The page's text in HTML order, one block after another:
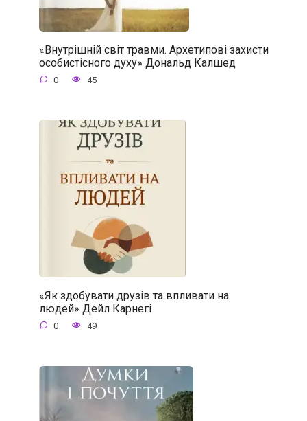
«Внутрішній світ травми. Архетипові захисти
особистісного духу» Дональд Калшед
0 45
«Як здобувати друзів та впливати на
людей» Дейл Карнегі
0 49